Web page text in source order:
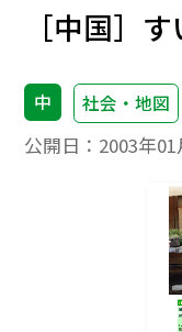
［中国］
中 社会・地図
公開日： 2003年01